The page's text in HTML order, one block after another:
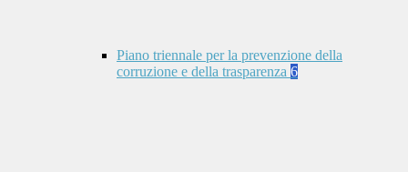
Piano triennale per la prevenzione della
corruzione e della trasparenza 6